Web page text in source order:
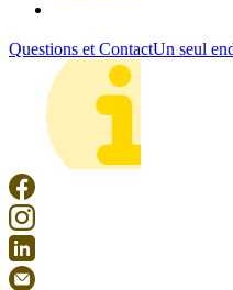
Questions et ContactUn seul